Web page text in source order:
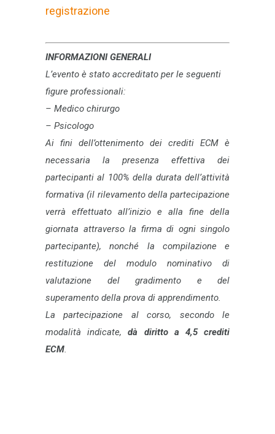
registrazione
INFORMAZIONI GENERALI
L’evento è stato accreditato per le seguenti
figure professionali:
– Medico chirurgo
– Psicologo
Ai fini dell’ottenimento dei crediti ECM è
necessaria la presenza effettiva dei
partecipanti al 100% della durata dell’attività
formativa (il rilevamento della partecipazione
verrà effettuato all’inizio e alla fine della
giornata attraverso la firma di ogni singolo
partecipante), nonché la compilazione e
restituzione del modulo nominativo di
valutazione del gradimento e del
superamento della prova di apprendimento.
La partecipazione al corso, secondo le
modalità indicate,dà diritto a 4,5 crediti
ECM.